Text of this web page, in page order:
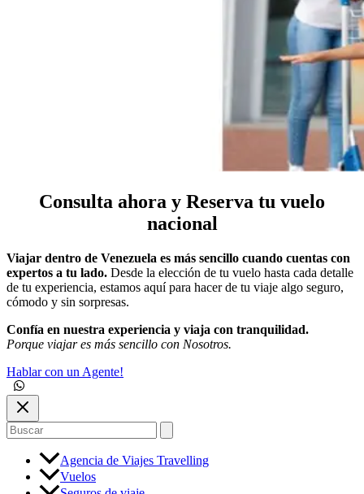
Consulta ahora y Reserva tu vuelo
nacional
Viajar dentro de Venezuela es más sencillo cuando cuentas con
expertos a tu lado. Desde la elección de tu vuelo hasta cada detalle
de tu experiencia, estamos aquí para hacer de tu viaje algo seguro,
cómodo y sin sorpresas.
Confía en nuestra experiencia y viaja con tranquilidad.
Porque viajar es más sencillo con Nosotros.
Hablar con un Agente!
Buscar
por:
Agencia de Viajes Travelling
Vuelos